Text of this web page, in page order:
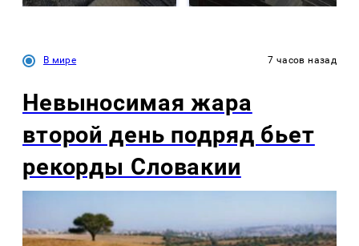
В мире 7 часов назад
Невыносимая жара
второй день подряд бьет
рекорды Словакии